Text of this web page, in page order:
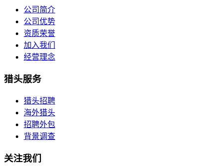
公司简介
公司优势
资质荣誉
加入我们
经营理念
猎头服务
猎头招聘
海外猎头
招聘外包
背景调查
关注我们